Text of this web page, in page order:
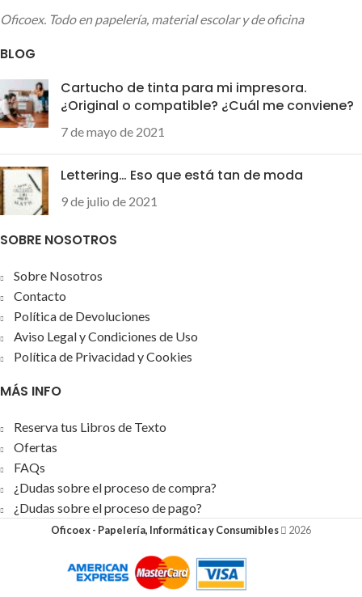
cuando más lo necesites
tanto para usuarios diestros
como para
asegura que podrás seguir
escribiendo todo el día
Oficoex. Todo en papelería, material escolar y de oficina
BLOG
Cartucho de tinta para mi impresora.
¿Original o compatible? ¿Cuál me conviene?
7 de mayo de 2021
Lettering… Eso que está tan de moda
9 de julio de 2021
SOBRE NOSOTROS
Sobre Nosotros
Contacto
Política de Devoluciones
Aviso Legal y Condiciones de Uso
Política de Privacidad y Cookies
MÁS INFO
Reserva tus Libros de Texto
Ofertas
FAQs
¿Dudas sobre el proceso de compra?
¿Dudas sobre el proceso de pago?
Oficoex - Papelería, Informática y Consumibles 2026